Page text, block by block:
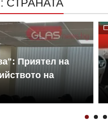
Приятел на
на
пред